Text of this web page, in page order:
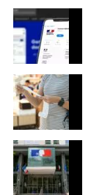
OpenRenta
directement
ainsi les frais
OpenRent
sécurisée et
dépôt de la
> Gumtree